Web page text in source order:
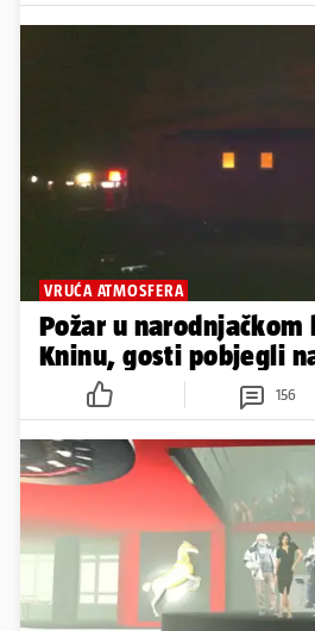
VRUĆA ATMOSFERA
Požar u narodnjačkom
Kninu, gosti pobjegli
156